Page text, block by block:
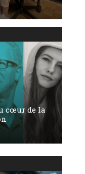
cœur de la